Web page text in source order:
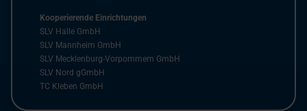
Kooperierende Einrichtungen
SLV Halle GmbH
SLV Mannheim GmbH
SLV Mecklenburg-Vorpommern GmbH
SLV Nord gGmbH
TC Kleben GmbH